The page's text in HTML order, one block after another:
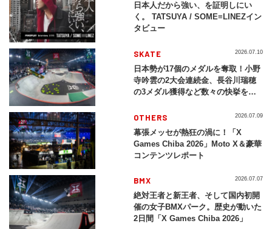
日本人だから強い、を証明しにい
く。 TATSUYA / SOME≡LINEZイン
タビュー
SKATE
日本勢が17個のメダルを奪取！小野
寺吟雲の2大会連続金、長谷川瑞穂
の3メダル獲得など数々の快挙をプ
2026」
2026.07.10
OTHERS
幕張メッセが熱狂の渦に！「X
Games Chiba 2026」Moto X＆豪華
コンテンツレポート
2026.07.09
BMX
絶対王者と新王者、そして国内初開
催の女子BMXパーク。歴史が動いた
2日間「X Games Chiba 2026」
2026.07.07